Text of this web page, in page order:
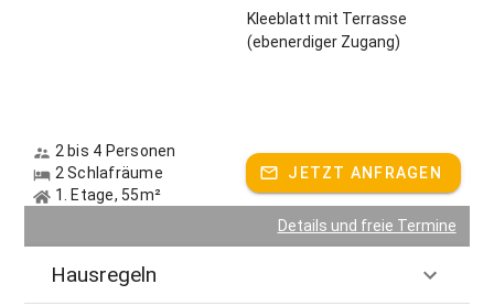
Kleeblatt mit Terrasse
(ebenerdiger Zugang)
2 bis 4 Personen
2 Schlafräume
1. Etage, 55m²
JETZT ANFRAGEN
Details und freie Termine
Hausregeln